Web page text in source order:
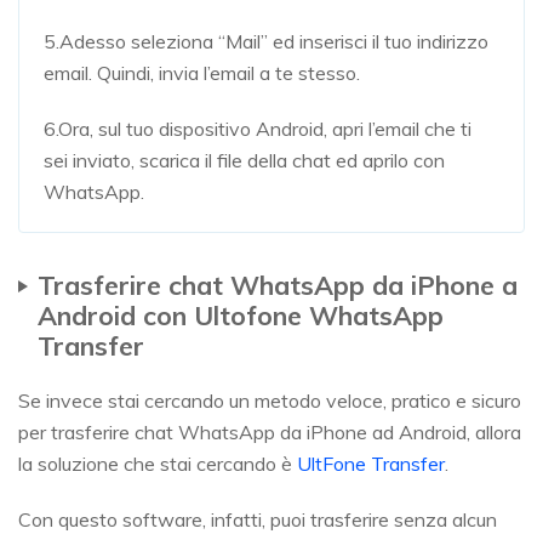
5.Adesso seleziona “Mail” ed inserisci il tuo indirizzo
email. Quindi, invia l’email a te stesso.
6.Ora, sul tuo dispositivo Android, apri l’email che ti
sei inviato, scarica il file della chat ed aprilo con
WhatsApp.
Trasferire chat WhatsApp da iPhone a
Android con Ultofone WhatsApp
Transfer
Se invece stai cercando un metodo veloce, pratico e sicuro
per trasferire chat WhatsApp da iPhone ad Android, allora
la soluzione che stai cercando è UltFone Transfer.
Con questo software, infatti, puoi trasferire senza alcun